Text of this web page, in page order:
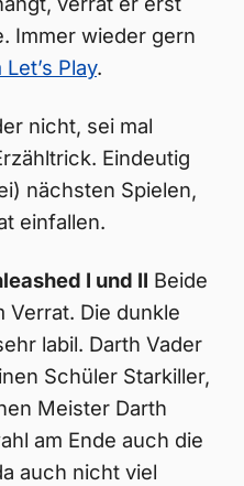
Immer wieder gern
Play.
nicht, sei mal
Eindeutig
nächsten Spielen,
einfallen.
I und II Beide
Verrat. Die dunkle
labil. Darth Vader
Schüler Starkiller,
Meister Darth
am Ende auch die
auch nicht viel